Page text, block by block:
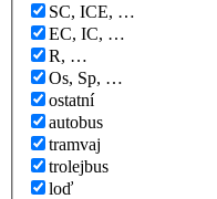
SC, ICE, …
EC, IC, …
R, …
Os, Sp, …
ostatní
autobus
tramvaj
trolejbus
loď